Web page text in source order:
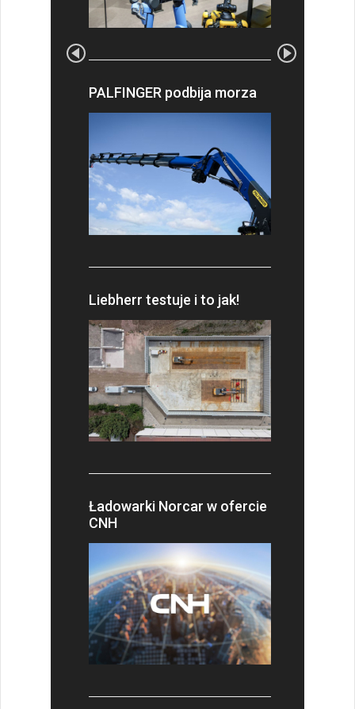
PALFINGER podbija morza
Liebherr testuje i to jak!
Ładowarki Norcar w ofercie
CNH